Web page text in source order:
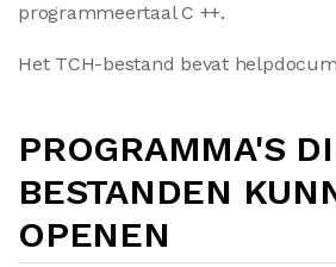
programmeertaal C ++.
Het TCH-bestand bevat
PROGRAMMA'S
BESTANDEN
OPENEN